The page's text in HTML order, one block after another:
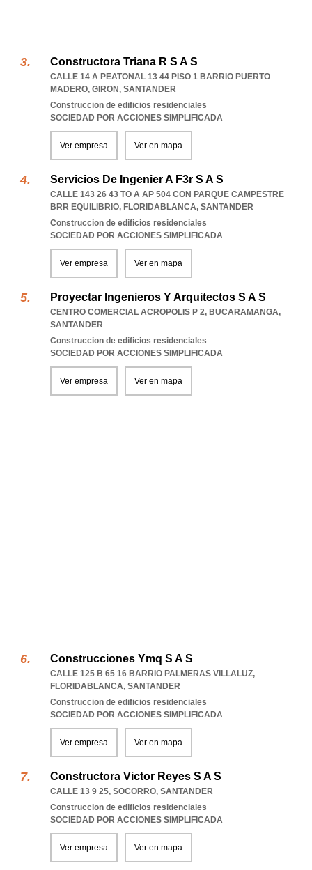
Constructora Triana R S A S
CALLE 14 A PEATONAL 13 44 PISO 1 BARRIO PUERTO
MADERO, GIRON, SANTANDER
Construccion de edificios residenciales
SOCIEDAD POR ACCIONES SIMPLIFICADA
Ver empresa Ver en mapa
Servicios De Ingenier A F3r S A S
CALLE 143 26 43 TO A AP 504 CON PARQUE CAMPESTRE
BRR EQUILIBRIO, FLORIDABLANCA, SANTANDER
Construccion de edificios residenciales
SOCIEDAD POR ACCIONES SIMPLIFICADA
Ver empresa Ver en mapa
Proyectar Ingenieros Y Arquitectos S A S
CENTRO COMERCIAL ACROPOLIS P 2, BUCARAMANGA,
SANTANDER
Construccion de edificios residenciales
SOCIEDAD POR ACCIONES SIMPLIFICADA
Ver empresa Ver en mapa
Construcciones Ymq S A S
CALLE 125 B 65 16 BARRIO PALMERAS VILLALUZ,
FLORIDABLANCA, SANTANDER
Construccion de edificios residenciales
SOCIEDAD POR ACCIONES SIMPLIFICADA
Ver empresa Ver en mapa
Constructora Victor Reyes S A S
CALLE 13 9 25, SOCORRO, SANTANDER
Construccion de edificios residenciales
SOCIEDAD POR ACCIONES SIMPLIFICADA
Ver empresa Ver en mapa